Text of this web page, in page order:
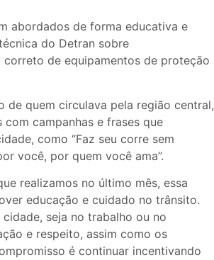
abordados de forma educativa e
do Detran sobre
de equipamentos de proteção
de quem circulava pela região central,
campanhas e frases que
como “Faz seu corre sem
você, por quem você ama”.
realizamos no último mês, essa
educação e cuidado no trânsito.
seja no trabalho ou no
e respeito, assim como os
é continuar incentivando